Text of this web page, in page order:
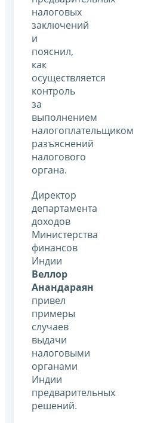
налоговых
заключений
и
пояснил,
как
осуществляется
контроль
за
выполнением
налогоплательщиком
разъяснений
налогового
органа.
Директор
департамента
доходов
Министерства
финансов
Индии
Веллор
Анандараян
привел
примеры
случаев
выдачи
налоговыми
органами
Индии
предварительных
решений.